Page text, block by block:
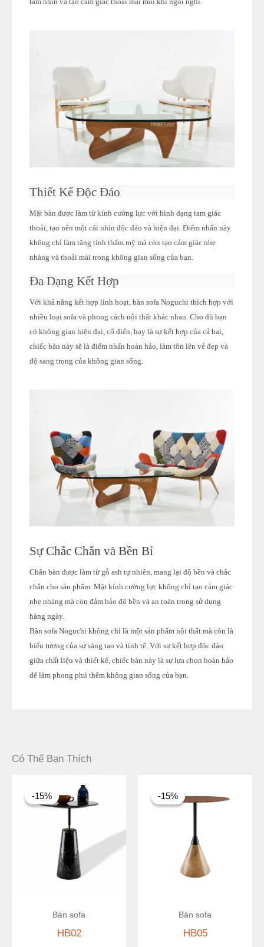
Thiết Kế Độc Đáo
Mặt bàn được làm từ kính cường lực với hình dạng tam giác
thoải, tạo nên một cái nhìn độc đáo và hiện đại. Điểm nhấn này
không chỉ làm tăng tính thẩm mỹ mà còn tạo cảm giác nhẹ
nhàng và thoải mái trong không gian sống của bạn.
Đa Dạng Kết Hợp
Với khả năng kết hợp linh hoạt, bàn sofa Noguchi thích hợp với
nhiều loại sofa và phong cách nội thất khác nhau. Cho dù bạn
có không gian hiện đại, cổ điển, hay là sự kết hợp của cả hai,
chiếc bàn này sẽ là điểm nhấn hoàn hảo, làm tôn lên vẻ đẹp và
độ sang trọng của không gian sống.
Sự Chắc Chắn và Bền Bỉ
Chân bàn được làm từ gỗ ash tự nhiên, mang lại độ bền và chắc
chắn cho sản phẩm. Mặt kính cường lực không chỉ tạo cảm giác
nhẹ nhàng mà còn đảm bảo độ bền và an toàn trong sử dụng
hàng ngày.
Bàn sofa Noguchi không chỉ là một sản phẩm nội thất mà còn là
biểu tượng của sự sáng tạo và tinh tế. Với sự kết hợp độc đáo
giữa chất liệu và thiết kế, chiếc bàn này là sự lựa chọn hoàn hảo
để làm phong phú thêm không gian sống của bạn.
Có Thể Bạn Thích
-15%
-15%
Bàn sofa
HB02
từ
5.695.000 ₫
-15%
-15%
Bàn sofa
HB05
là:
tại